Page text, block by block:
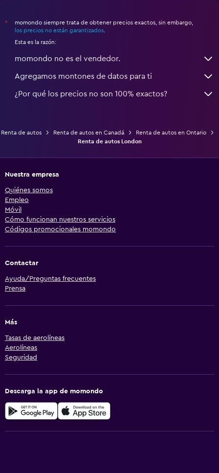
*
momondo siempre trata de obtener precios exactos, sin embargo,
los precios no están garantizados.
Esta es la razón:
momondo no es el vendedor.
Agregamos montones de datos para ti
¿Por qué los precios no son 100% exactos?
Renta de autos Renta de autos en Canadá
Renta de autos en Ontario
Renta de autos London
Nuestra empresa
Quiénes somos
Empleo
Móvil
Cómo funcionan nuestros servicios
Códigos promocionales momondo
Contactar
Ayuda/Preguntas frecuentes
Prensa
Más
Tasas de aerolíneas
Aerolíneas
Seguridad
Descarga la app de momondo